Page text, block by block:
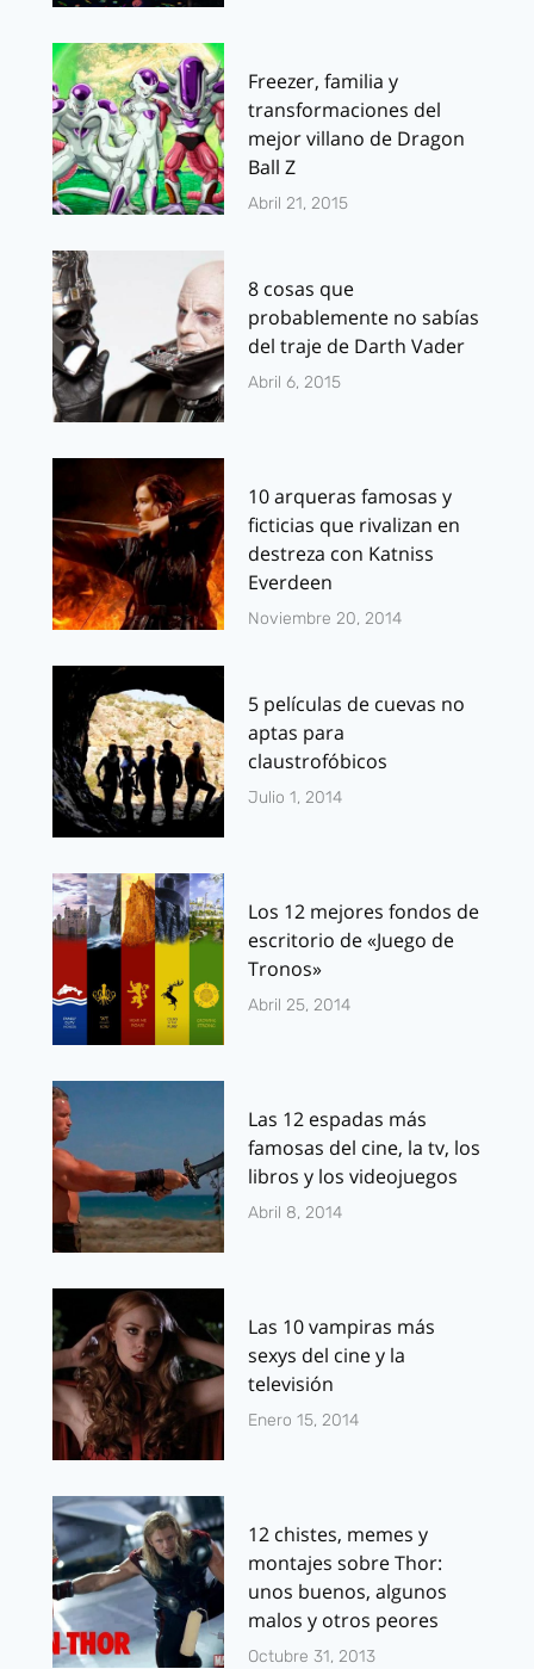
Freezer, familia y
transformaciones del
mejor villano de Dragon
Ball Z
Abril 21, 2015
8 cosas que
probablemente no sabías
del traje de Darth Vader
Abril 6, 2015
10 arqueras famosas y
ficticias que rivalizan en
destreza con Katniss
Everdeen
Noviembre 20, 2014
5 películas de cuevas no
aptas para
claustrofóbicos
Julio 1, 2014
Los 12 mejores fondos de
escritorio de «Juego de
Tronos»
Abril 25, 2014
Las 12 espadas más
famosas del cine, la tv, los
libros y los videojuegos
Abril 8, 2014
Las 10 vampiras más
sexys del cine y la
televisión
Enero 15, 2014
12 chistes, memes y
montajes sobre Thor:
unos buenos, algunos
malos y otros peores
Octubre 31, 2013